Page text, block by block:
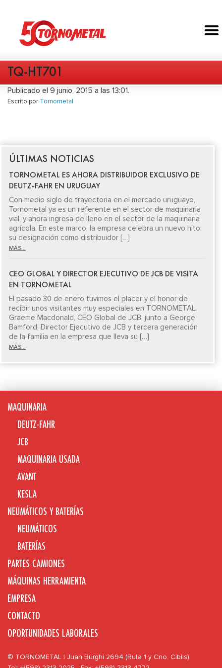
TQ-HT701
Publicado el 9 junio, 2015 a las 13:01.
Escrito por Tornometal
ÚLTIMAS NOTICIAS
TORNOMETAL ES AHORA DISTRIBUIDOR EXCLUSIVO DE
DEUTZ-FAHR EN URUGUAY
Con medio siglo de trayectoria en el mercado uruguayo,
Tornometal ya es un referente en el sector de maquinaria
vial, y ahora ingresa de lleno en el sector de la maquinaria
agrícola. En este marco, la empresa celebra un nuevo hito:
su designación como distribuidor […]
MÁS...
CEO GLOBAL Y DIRECTOR EJECUTIVO DE JCB DE VISITA
EN TORNOMETAL
El pasado 30 de enero tuvimos el placer y el honor de
recibir unos visitantes muy especiales en TORNOMETAL.
Graeme Macdonald, CEO Global de JCB, junto a George
Bamford, Director Ejecutivo de JCB y tercera generación
de la familia en la empresa que lleva su […]
MÁS...
MAQUINARIA
DEUTZ-FAHR
JCB
MAQUINARIA USADA
AVANT
KESLA
NEUMÁTICOS Y BATERÍAS
NEUMÁTICOS
BATERÍAS
PARTES CAMIONES
MÁQUINAS HERRAMIENTA
EMPRESA
CONTACTO
OPORTUNIDADES LABORALES
© TORNOMETAL | Juan Burghi 2694 (Ruta 1 y Cno. Cibils)